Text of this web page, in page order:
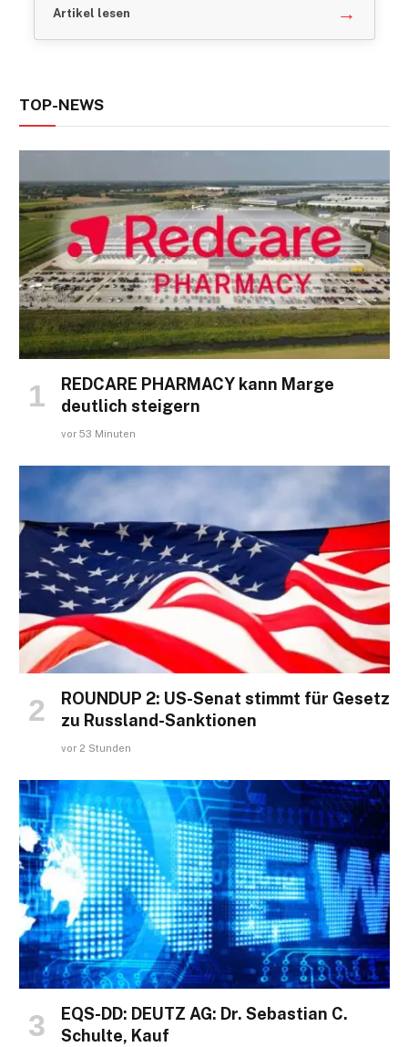
Artikel lesen →
TOP-NEWS
REDCARE PHARMACY kann Marge
deutlich steigern
vor 53 Minuten
ROUNDUP 2: US-Senat stimmt für Gesetz
zu Russland-Sanktionen
vor 2 Stunden
EQS-DD: DEUTZ AG: Dr. Sebastian C.
Schulte, Kauf